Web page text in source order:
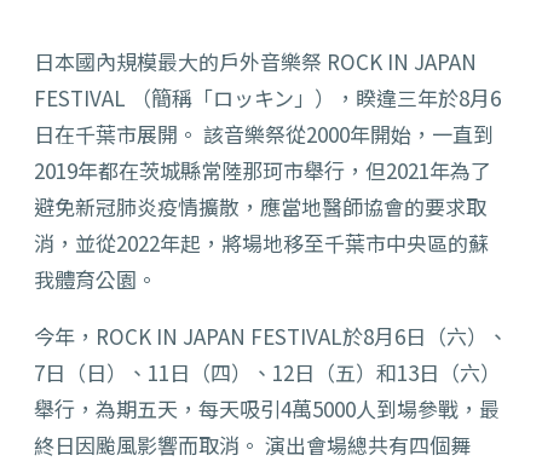
日本國內規模最大的戶外音樂祭 ROCK IN JAPAN
FESTIVAL （簡稱「ロッキン」），睽違三年於8月6
日在千葉市展開。 該音樂祭從2000年開始，一直到
2019年都在茨城縣常陸那珂市舉行，但2021年為了
避免新冠肺炎疫情擴散，應當地醫師協會的要求取
消，並從2022年起，將場地移至千葉市中央區的蘇
我體育公園。
今年，ROCK IN JAPAN FESTIVAL於8月6日（六）、
7日（日）、11日（四）、12日（五）和13日（六）
舉行，為期五天，每天吸引4萬5000人到場參戰，最
終日因颱風影響而取消。 演出會場總共有四個舞